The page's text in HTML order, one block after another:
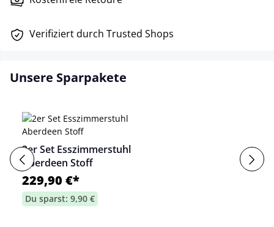
Verifiziert durch Trusted Shops
Unsere Sparpakete
2er Set Esszimmerstuhl
Aberdeen Stoff
229,90 €*
Du sparst: 9,90 €